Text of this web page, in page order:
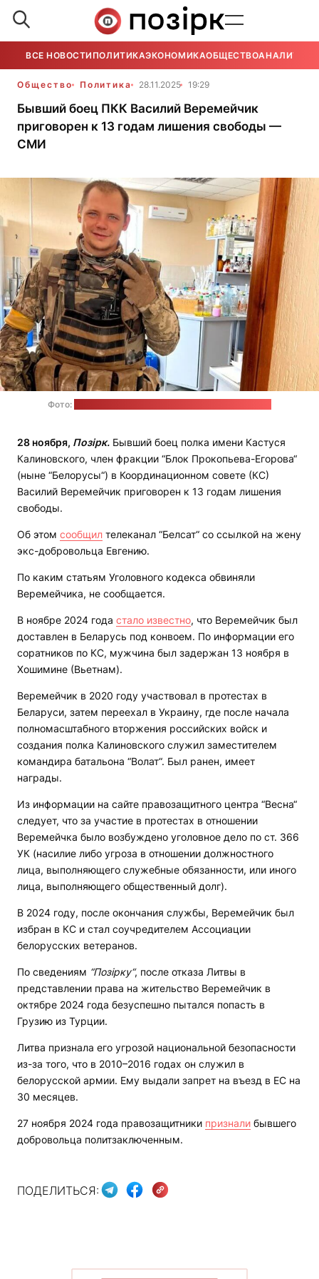
ВСЕ НОВОСТИ ПОЛИТИКАЭКОНОМИКАОБЩЕСТВОАНАЛИТИКА
Общество Политика 28.11.2025 19:29
Бывший боец ПКК Василий Веремейчик
приговорен к 13 годам лишения свободы —
СМИ
Фото:
28 ноября, Позірк. Бывший боец полка имени Кастуся
Калиновского, член фракции “Блок Прокопьева-Егорова“
(ныне “Белорусы“) в Координационном совете (КС)
Василий Веремейчик приговорен к 13 годам лишения
свободы.
Об этом сообщил телеканал “Белсат“ со ссылкой на жену
экс-добровольца Евгению.
По каким статьям Уголовного кодекса обвиняли
Веремейчика, не сообщается.
В ноябре 2024 года стало известно, что Веремейчик был
доставлен в Беларусь под конвоем. По информации его
соратников по КС, мужчина был задержан 13 ноября в
Хошимине (Вьетнам).
Веремейчик в 2020 году участвовал в протестах в
Беларуси, затем переехал в Украину, где после начала
полномасштабного вторжения российских войск и
создания полка Калиновского служил заместителем
командира батальона “Волат“. Был ранен, имеет
награды.
Из информации на сайте правозащитного центра “Весна“
следует, что за участие в протестах в отношении
Веремейчка было возбуждено уголовное дело по ст. 366
УК (насилие либо угроза в отношении должностного
лица, выполняющего служебные обязанности, или иного
лица, выполняющего общественный долг).
В 2024 году, после окончания службы, Веремейчик был
избран в КС и стал соучредителем Ассоциации
белорусских ветеранов.
По сведениям “Позірку“, после отказа Литвы в
представлении права на жительство Веремейчик в
октябре 2024 года безуспешно пытался попасть в
Грузию из Турции.
Литва признала его угрозой национальной безопасности
из-за того, что в 2010–2016 годах он служил в
белорусской армии. Ему выдали запрет на въезд в ЕС на
30 месяцев.
27 ноября 2024 года правозащитники признали бывшего
добровольца политзаключенным.
ПОДЕЛИТЬСЯ: